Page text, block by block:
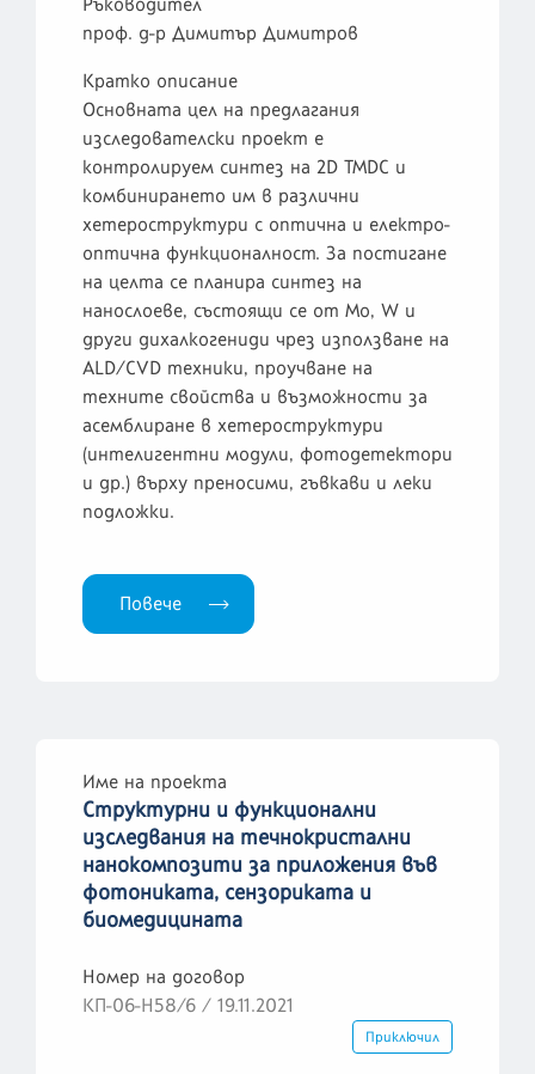
проф. д-р Димитър Димитров
Кратко описание
Основната цел на предлагания
изследователски проект е
контролируем синтез на 2D TMDC и
комбинирането им в различни
хетероструктури с оптична и електро-
оптична функционалност. За постигане
на целта се планира синтез на
нанослоеве, състоящи се от Mo, W и
други дихалкогениди чрез използване на
ALD/CVD техники, проучване на
техните свойства и възможности за
асемблиране в хетероструктури
(интелигентни модули, фотодетектори
и др.) върху преносими, гъвкави и леки
подложки.
Повече
Име на проекта
Структурни и функционални
изследвания на течнокристални
нанокомпозити за приложения във
фотониката, сензориката и
биомедицината
Номер на договор
КП-06-Н58/6 / 19.11.2021
Приключил